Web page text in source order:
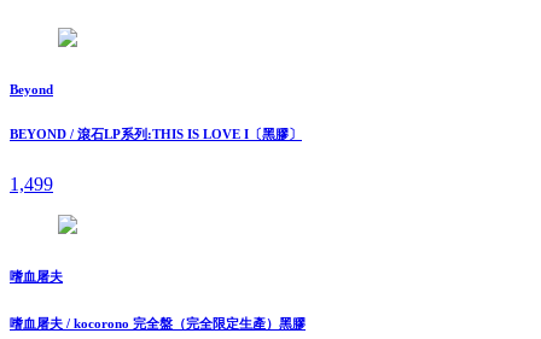
Beyond
BEYOND / 滾石LP系列:THIS IS LOVE I〔黑膠〕
1,499
嗜血屠夫
嗜血屠夫 / kocorono 完全盤（完全限定生產）黑膠